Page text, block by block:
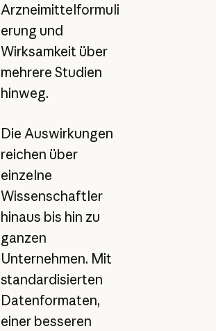
Arzneimittelformuli
erung und
Wirksamkeit über
mehrere Studien
hinweg.
Die Auswirkungen
reichen über
einzelne
Wissenschaftler
hinaus bis hin zu
ganzen
Unternehmen. Mit
standardisierten
Datenformaten,
einer besseren